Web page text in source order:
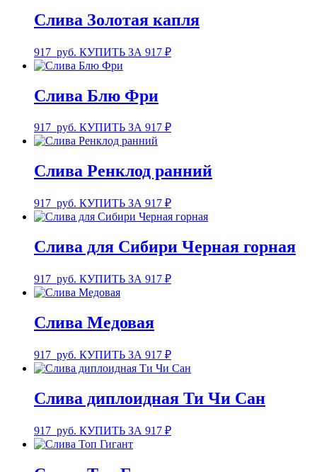
Слива Золотая капля
917 руб. КУПИТЬ ЗА 917 ₽
Слива Блю Фри
917 руб. КУПИТЬ ЗА 917 ₽
Слива Ренклод ранний
917 руб. КУПИТЬ ЗА 917 ₽
Слива для Сибири Черная горная
917 руб. КУПИТЬ ЗА 917 ₽
Слива Медовая
917 руб. КУПИТЬ ЗА 917 ₽
Слива диплоидная Ти Чи Сан
917 руб. КУПИТЬ ЗА 917 ₽